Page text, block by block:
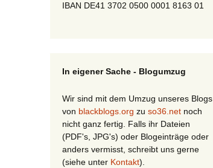
IBAN DE41 3702 0500 0001 8163 01
In eigener Sache - Blogumzug
Wir sind mit dem Umzug unseres Blogs
von blackblogs.org zu so36.net noch
nicht ganz fertig. Falls ihr Dateien
(PDF's, JPG's) oder Blogeinträge oder
anders vermisst, schreibt uns gerne
(siehe unter Kontakt).